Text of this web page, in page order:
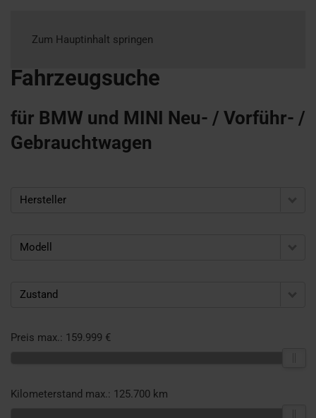
Zum Hauptinhalt springen
Fahrzeugsuche
für BMW und MINI Neu- / Vorführ- /
Gebrauchtwagen
Hersteller
Modell
Zustand
Preis max.: 159.999 €
Kilometerstand max.: 125.700 km